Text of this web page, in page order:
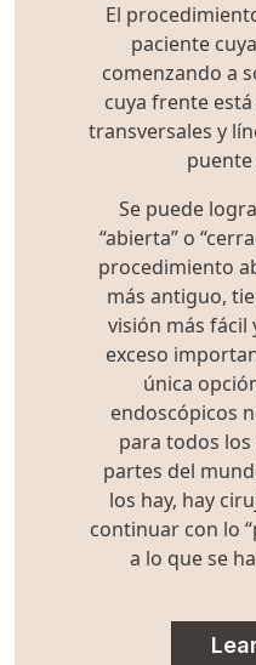
El
paciente
comenzando a
cuya frente
transversales y
puente
Se puede
“abierta” o
procedimiento
más antiguo,
visión más fácil
exceso
única
endoscópicos
para todos
partes del
los hay, hay
continuar con lo
a lo que se